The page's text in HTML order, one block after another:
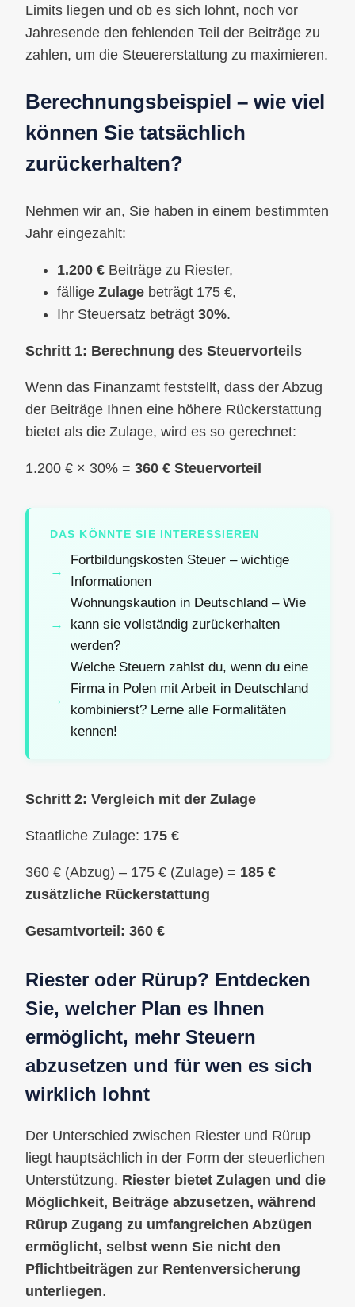
Limits liegen und ob es sich lohnt, noch vor
Jahresende den fehlenden Teil der Beiträge zu
zahlen, um die Steuererstattung zu maximieren.
Berechnungsbeispiel – wie viel
können Sie tatsächlich
zurückerhalten?
Nehmen wir an, Sie haben in einem bestimmten
Jahr eingezahlt:
1.200 € Beiträge zu Riester,
fällige Zulage beträgt 175 €,
Ihr Steuersatz beträgt 30%.
Schritt 1: Berechnung des Steuervorteils
Wenn das Finanzamt feststellt, dass der Abzug
der Beiträge Ihnen eine höhere Rückerstattung
bietet als die Zulage, wird es so gerechnet:
1.200 € × 30% = 360 € Steuervorteil
DAS KÖNNTE SIE INTERESSIEREN
Fortbildungskosten Steuer – wichtige
Informationen
Wohnungskaution in Deutschland – Wie
kann sie vollständig zurückerhalten
werden?
Welche Steuern zahlst du, wenn du eine
Firma in Polen mit Arbeit in Deutschland
kombinierst? Lerne alle Formalitäten
kennen!
Schritt 2: Vergleich mit der Zulage
Staatliche Zulage: 175 €
360 € (Abzug) – 175 € (Zulage) = 185 €
zusätzliche Rückerstattung
Gesamtvorteil: 360 €
Riester oder Rürup? Entdecken
Sie, welcher Plan es Ihnen
ermöglicht, mehr Steuern
abzusetzen und für wen es sich
wirklich lohnt
Der Unterschied zwischen Riester und Rürup
liegt hauptsächlich in der Form der steuerlichen
Unterstützung. Riester bietet Zulagen und die
Möglichkeit, Beiträge abzusetzen, während
Rürup Zugang zu umfangreichen Abzügen
ermöglicht, selbst wenn Sie nicht den
Pflichtbeiträgen zur Rentenversicherung
unterliegen.